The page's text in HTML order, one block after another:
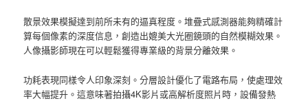
散景效果模擬達到前所未有的逼真程度。堆疊式感測器能夠精確計
算每個像素的深度信息，創造出媲美大光圈鏡頭的自然模糊效果。
人像攝影師現在可以輕鬆獲得專業級的背景分離效果。
功耗表現同樣令人印象深刻。分層設計優化了電路布局，使處理效
率大幅提升。這意味著拍攝4K影片或高解析度照片時，設備發熱